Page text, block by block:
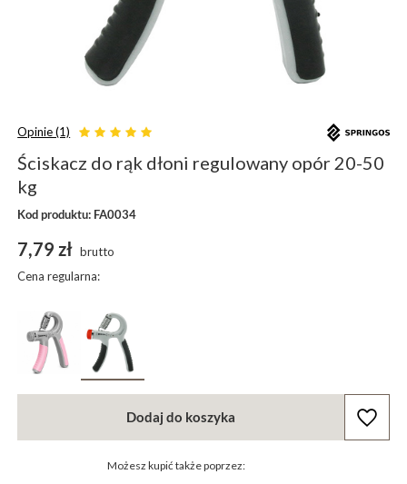
Opinie (1)
Ściskacz do rąk dłoni regulowany opór 20-50
kg
Kod produktu: FA0034
7,79 zł brutto
Cena regularna:
Dodaj do koszyka
Możesz kupić także poprzez: